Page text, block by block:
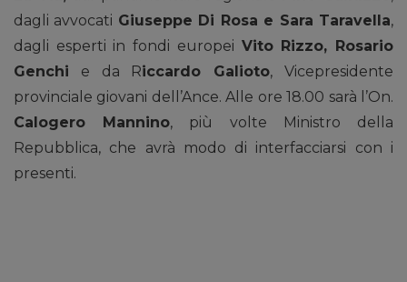
dagli avvocati Giuseppe Di Rosa e Sara Taravella,
dagli esperti in fondi europei Vito Rizzo, Rosario
Genchi e da Riccardo Galioto, Vicepresidente
provinciale giovani dell’Ance. Alle ore 18.00 sarà l’On.
Calogero Mannino, più volte Ministro della
Repubblica, che avrà modo di interfacciarsi con i
presenti.